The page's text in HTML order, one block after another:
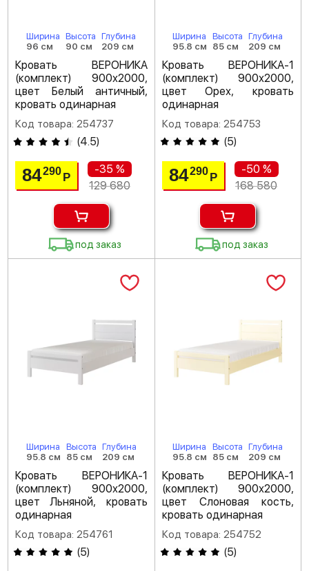
Ширина
96 см
Высота
90 см
Глубина
209 см
Кровать ВЕРОНИКА
(комплект) 900х2000,
цвет Белый античный,
кровать одинарная
Код товара: 254737
(4.5)
84290Р
-35 %
129 680
под заказ
Ширина
95.8 см
Высота
85 см
Глубина
209 см
Кровать ВЕРОНИКА-1
(комплект) 900х2000,
цвет Орех, кровать
одинарная
Код товара: 254753
(5)
84290 Р
-50 %
168 580
под заказ
Ширина
95.8 см
Высота
85 см
Глубина
209 см
Кровать ВЕРОНИКА-1
(комплект) 900х2000,
цвет Льняной, кровать
одинарная
Код товара: 254761
(5)
Ширина
95.8 см
Высота
85 см
Глубина
209 см
Кровать ВЕРОНИКА-1
(комплект) 900х2000,
цвет Слоновая кость,
кровать одинарная
Код товара: 254752
(5)